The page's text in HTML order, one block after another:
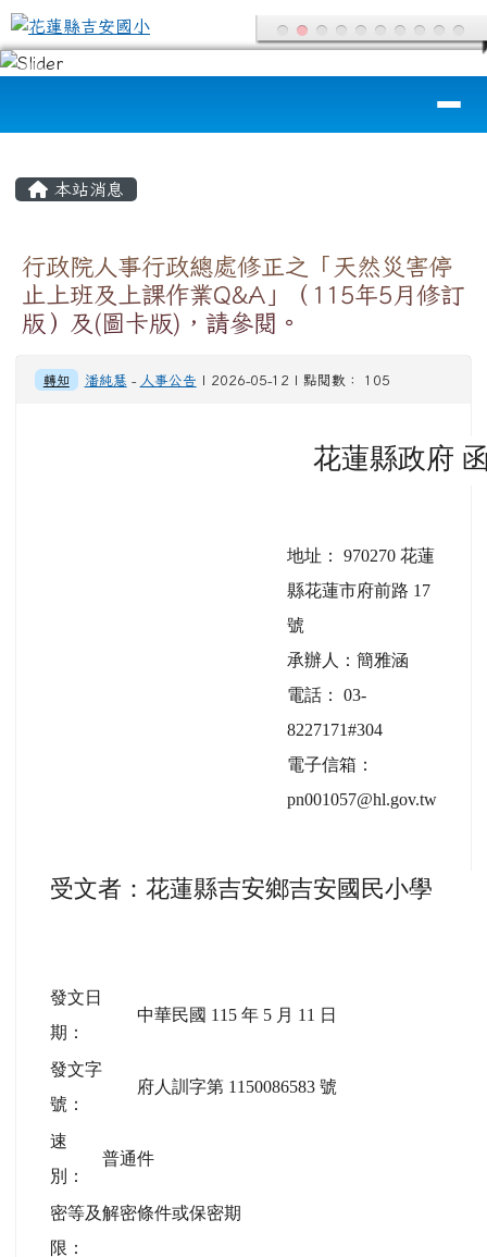
跳至主內容區
花蓮縣吉安國小
本站消息
行政院人事行政總處修正之「天然災害停
止上班及上課作業Q&A」（115年5月修訂
版）及(圖卡版)，請參閱。
轉知 潘純慧 - 人事公告 | 2026-05-12 | 點閱數： 105
花蓮縣政府
地址： 970270 花蓮
縣花蓮市府前路 17
號
承辦人：簡雅涵
電話： 03-
8227171#304
電子信箱：
pn001057@hl.gov.tw
受文者：花蓮縣吉安鄉吉安國民小學
發文日
期：
中華民國 115 年 5 月 11 日
發文字
號：
府人訓字第 1150086583 號
速
別：
普通件
密等及解密條件或保密期
限：